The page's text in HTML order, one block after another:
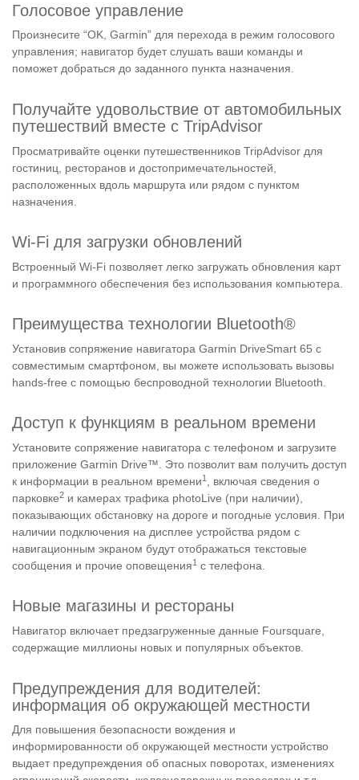
Голосовое управление
Произнесите “OK, Garmin” для перехода в режим голосового
управления; навигатор будет слушать ваши команды и
поможет добраться до заданного пункта назначения.
Получайте удовольствие от автомобильных
путешествий вместе с TripAdvisor
Просматривайте оценки путешественников TripAdvisor для
гостиниц, ресторанов и достопримечательностей,
расположенных вдоль маршрута или рядом с пунктом
назначения.
Wi-Fi для загрузки обновлений
Встроенный Wi-Fi позволяет легко загружать обновления карт
и программного обеспечения без использования компьютера.
Преимущества технологии Bluetooth®
Установив сопряжение навигатора Garmin DriveSmart 65 с
совместимым смартфоном, вы можете использовать вызовы
hands-free с помощью беспроводной технологии Bluetooth.
Доступ к функциям в реальном времени
Установите сопряжение навигатора с телефоном и загрузите
приложение Garmin Drive™. Это позволит вам получить доступ
к информации в реальном времени1
, включая сведения о
парковке2 и камерах трафика photoLive (при наличии),
показывающих обстановку на дороге и погодные условия. При
наличии подключения на дисплее устройства рядом с
навигационным экраном будут отображаться текстовые
сообщения и прочие оповещения1 с телефона.
Новые магазины и рестораны
Навигатор включает предзагруженные данные Foursquare,
содержащие миллионы новых и популярных объектов.
Предупреждения для водителей:
информация об окружающей местности
Для повышения безопасности вождения и
информированности об окружающей местности устройство
выдает предупреждения об опасных поворотах, изменениях